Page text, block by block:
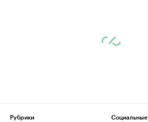
Рубрики
Социальные